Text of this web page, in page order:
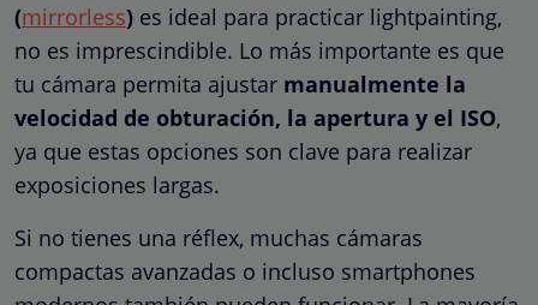
(mirrorless) es ideal para practicar lightpainting,
no es imprescindible. Lo más importante es que
tu cámara permita ajustar manualmente la
velocidad de obturación, la apertura y el ISO,
ya que estas opciones son clave para realizar
exposiciones largas.
Si no tienes una réflex, muchas cámaras
compactas avanzadas o incluso smartphones